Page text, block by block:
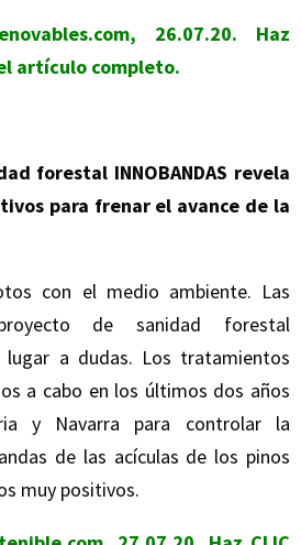
26.07.20. Haz
artículo completo.
forestal INNOBANDAS revela
para frenar el avance de la
con el medio ambiente. Las
de sanidad forestal
lugar a dudas. Los tratamientos
a cabo en los últimos dos años
y Navarra para controlar la
de las acículas de los pinos
muy positivos.